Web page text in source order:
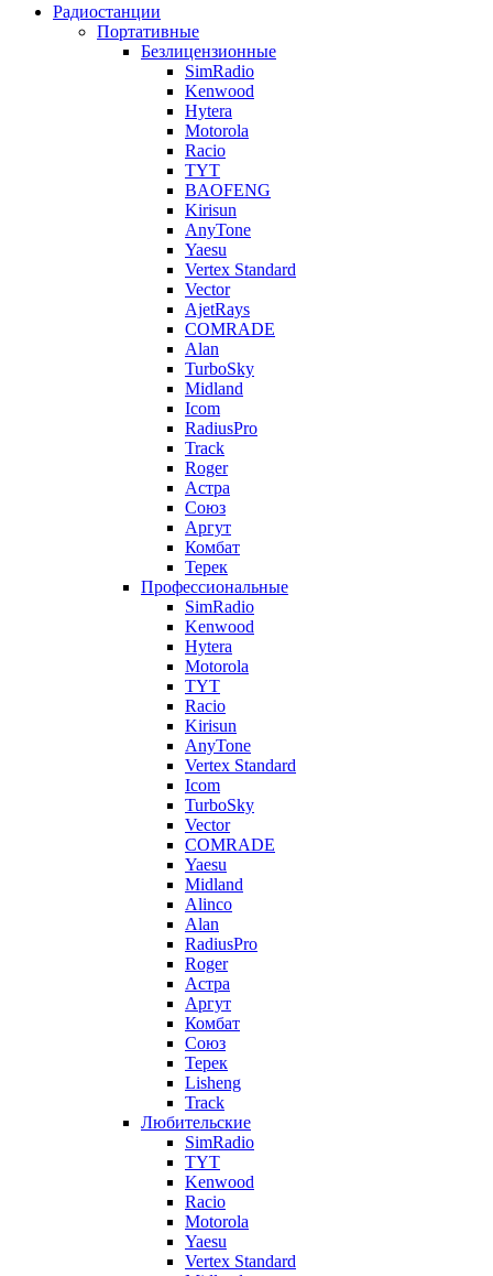
Радиостанции
Портативные
Безлицензионные
SimRadio
Kenwood
Hytera
Motorola
Racio
TYT
BAOFENG
Kirisun
AnyTone
Yaesu
Vertex Standard
Vector
AjetRays
COMRADE
Alan
TurboSky
Midland
Icom
RadiusPro
Track
Roger
Астра
Союз
Аргут
Комбат
Терек
Профессиональные
SimRadio
Kenwood
Hytera
Motorola
TYT
Racio
Kirisun
AnyTone
Vertex Standard
Icom
TurboSky
Vector
COMRADE
Yaesu
Midland
Alinco
Alan
RadiusPro
Roger
Астра
Аргут
Комбат
Союз
Терек
Lisheng
Track
Любительские
SimRadio
TYT
Kenwood
Racio
Motorola
Yaesu
Vertex Standard